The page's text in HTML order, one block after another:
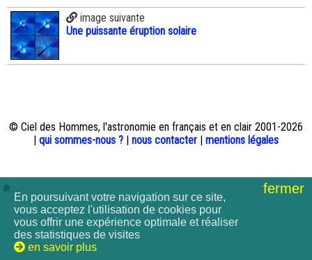
image suivante
Une puissante éruption solaire
© Ciel des Hommes, l'astronomie en français et en clair 2001-2026
qui sommes-nous ? nous contacter mentions légales
fermer
En poursuivant votre navigation sur ce site,
vous acceptez l'utilisation de cookies pour
vous offrir une expérience optimale et réaliser
des statistiques de visites
en savoir plus